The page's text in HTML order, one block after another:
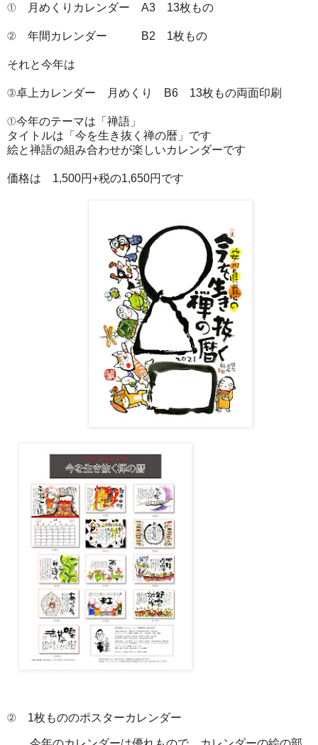
① 月めくりカレンダー A3 13枚もの
② 年間カレンダー B2 1枚もの
それと今年は
③卓上カレンダー 月めくり B6 13枚もの両面印刷
①今年のテーマは「禅語」
タイトルは「今を生き抜く禅の暦」です
絵と禅語の組み合わせが楽しいカレンダーです
価格は 1,500円+税の1,650円です
② 1枚もののポスターカレンダー